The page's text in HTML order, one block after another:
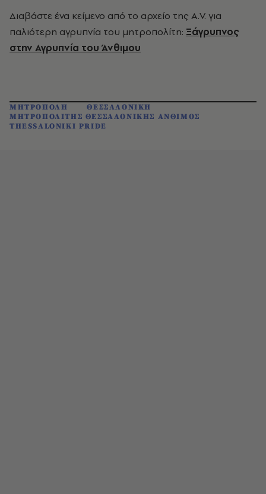
Διαβάστε ένα κείμενο από το αρχείο της A.V. για
παλιότερη αγρυπνία του μητροπολίτη: Ξάγρυπνος
στην Αγρυπνία του Άνθιμου
ΜΗΤΡΟΠΟΛΗ
ΘΕΣΣΑΛΟΝΙΚΗ
ΜΗΤΡΟΠΟΛΙΤΗΣ ΘΕΣΣΑΛΟΝΙΚΗΣ ΑΝΘΙΜΟΣ
THESSALONIKI PRIDE